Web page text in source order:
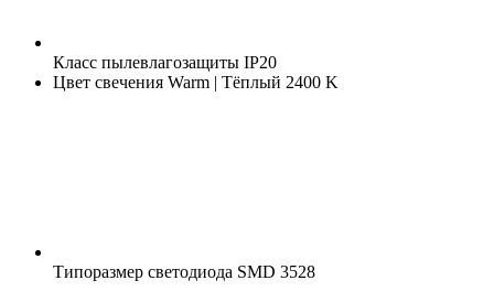
Класс пылевлагозащиты IP20
Цвет свечения Warm | Тёплый 2400 K
Типоразмер светодиода SMD 3528